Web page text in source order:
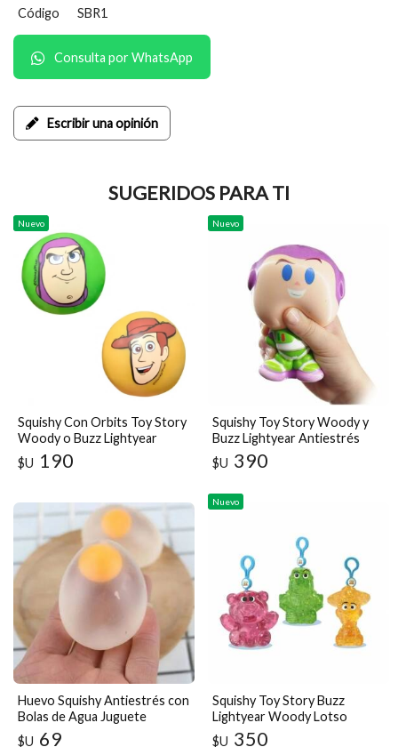
Código SBR1
Consulta por WhatsApp
Escribir una opinión
SUGERIDOS PARA TI
Nuevo
Squishy Con Orbits Toy Story
Woody o Buzz Lightyear
Pelota Antiestrés
$U 190
Nuevo
Squishy Toy Story Woody y
Buzz Lightyear Antiestrés
Personajes Disney Pixar
$U 390
Huevo Squishy Antiestrés con
Bolas de Agua Juguete
Sensorial
$U 69
Nuevo
Squishy Toy Story Buzz
Lightyear Woody Lotso
Antiestrés Transparente con
$U 350